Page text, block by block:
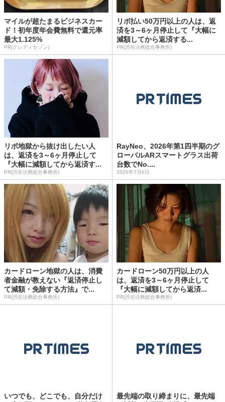
マイルが超たまるビジネスカー
ド！初年度年会費無料で還元率
最大1.125%
PR(クレディセゾン)
リボ払い50万円以上の人は、返
済を3～6ヶ月停止して『大幅に
減額してから返済する...
PR(渋谷法務総合事務所)
リボ地獄から抜け出したい人
は、返済を3～6ヶ月停止して
『大幅に減額してから返済す...
PR(渋谷法務総合事務所)
RayNeo、2026年第1四半期のグ
ローバルARスマートグラス出荷
台数でNo....
2026年7月6日
カードローン地獄の人は、消費
者金融が教えない『返済停止し
て減額・免除する方法』で...
PR(渋谷法務総合事務所)
カードローン50万円以上の人
は、返済を3～6ヶ月停止して
『大幅に減額してから返済...
PR(渋谷法務総合事務所)
いつでも、どこでも、自分だけ
最先端の取り締まりに、最先端